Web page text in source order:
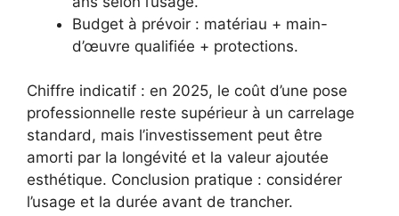
Budget à prévoir : matériau + main-
d’œuvre qualifiée + protections.
Chiffre indicatif : en 2025, le coût d’une pose
professionnelle reste supérieur à un carrelage
standard, mais l’investissement peut être
amorti par la longévité et la valeur ajoutée
esthétique. Conclusion pratique : considérer
l’usage et la durée avant de trancher.